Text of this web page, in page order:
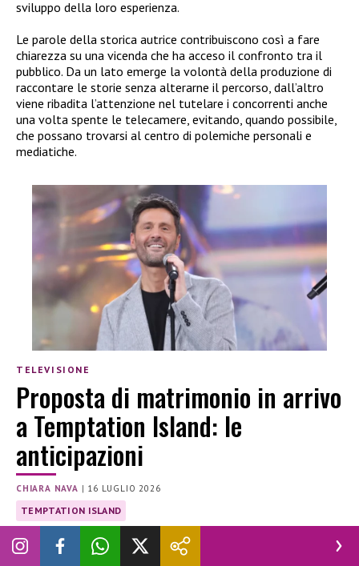
sviluppo della loro esperienza.
Le parole della storica autrice contribuiscono così a fare
chiarezza su una vicenda che ha acceso il confronto tra il
pubblico. Da un lato emerge la volontà della produzione di
raccontare le storie senza alterarne il percorso, dall’altro
viene ribadita l’attenzione nel tutelare i concorrenti anche
una volta spente le telecamere, evitando, quando possibile,
che possano trovarsi al centro di polemiche personali e
mediatiche.
TELEVISIONE
Proposta di matrimonio in arrivo
a Temptation Island: le
anticipazioni
CHIARA NAVA | 16 LUGLIO 2026
TEMPTATION ISLAND
Le anticipazioni della prossima puntata di Temptation
Island svelano l’arrivo di una proposta di matrimonio.